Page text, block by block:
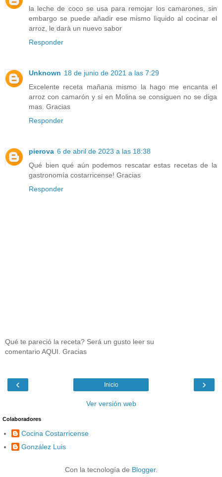
la leche de coco se usa para remojar los camarones, sin
embargo se puede añadir ese mismo lìquido al cocinar el
arroz, le darà un nuevo sabor
Responder
Unknown 18 de junio de 2021 a las 7:29
Excelente receta mañana mismo la hago me encanta el
arroz con camarón y si en Molina se consiguen no se diga
mas. Gracias
Responder
pierova 6 de abril de 2023 a las 18:38
Qué bien qué aún podemos rescatar estas recetas de la
gastronomía costarricense! Gracias
Responder
Qué te pareció la receta? Será un gusto leer su
comentario AQUI. Gracias
‹ ›
Inicio
Ver versión web
Colaboradores
Cocina Costarricense
González Luis
Con la tecnología de Blogger.